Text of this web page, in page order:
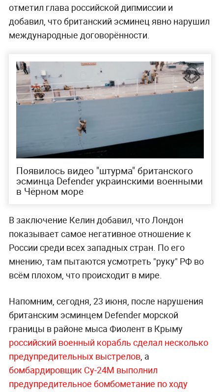
отметил глава российской дипмиссии и
добавил, что британский эсминец явно нарушил
международные договорённости.
Появилось видео "штурма" британского
эсминца Defender украинскими военными
в Чёрном море
В заключение Келин добавил, что Лондон
показывает самое негативное отношение к
России среди всех западных стран. По его
мнению, там пытаются усмотреть "руку" РФ во
всём плохом, что происходит в мире.
Напомним, сегодня, 23 июня, после нарушения
британским эсминцем Defender морской
границы в районе мыса Фиолент в Крыму
российский военный корабль сделал несколько
предупредительных выстрелов, а
бомбардировщик Су-24М выполнил
предупредительное бомбометание по ходу